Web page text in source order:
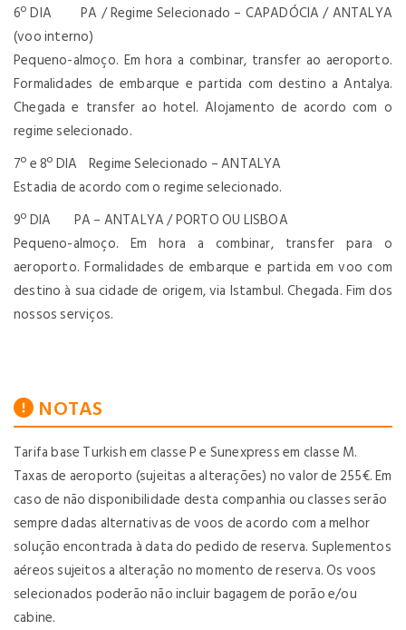
6º DIA PA / Regime Selecionado – CAPADÓCIA / ANTALYA
(voo interno)
Pequeno-almoço. Em hora a combinar, transfer ao aeroporto.
Formalidades de embarque e partida com destino a Antalya.
Chegada e transfer ao hotel. Alojamento de acordo com o
regime selecionado.
7º e 8º DIA Regime Selecionado – ANTALYA
Estadia de acordo com o regime selecionado.
9º DIA PA – ANTALYA / PORTO OU LISBOA
Pequeno-almoço. Em hora a combinar, transfer para o
aeroporto. Formalidades de embarque e partida em voo com
destino à sua cidade de origem, via Istambul. Chegada. Fim dos
nossos serviços.
NOTAS
Tarifa base Turkish em classe P e Sunexpress em classe M.
Taxas de aeroporto (sujeitas a alterações) no valor de 255€. Em
caso de não disponibilidade desta companhia ou classes serão
sempre dadas alternativas de voos de acordo com a melhor
solução encontrada à data do pedido de reserva. Suplementos
aéreos sujeitos a alteração no momento de reserva. Os voos
selecionados poderão não incluir bagagem de porão e/ou
cabine.